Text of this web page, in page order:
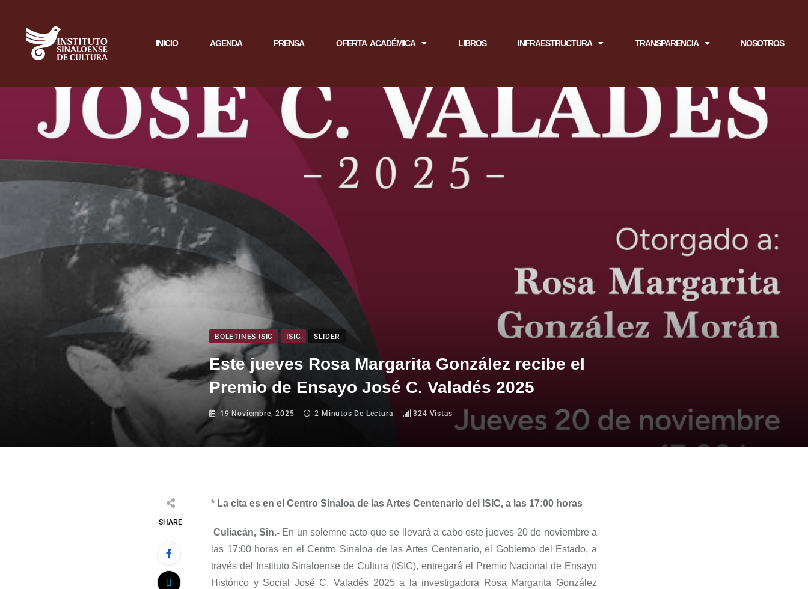
INICIO AGENDA PRENSA OFERTA ACADÉMICA LIBROS INFRAESTRUCTURA TRANSPARENCIA NOSOTROS
BOLETINES ISIC ISIC SLIDER
Este jueves Rosa Margarita González recibe el
Premio de Ensayo José C. Valadés 2025
19 Noviembre, 2025 2 Minutos De Lectura 324 Vistas
SHARE
* La cita es en el Centro Sinaloa de las Artes Centenario del ISIC, a las 17:00 horas
Culiacán, Sin.-En un solemne acto que se llevará a cabo este jueves 20 de noviembre a
las 17:00 horas en el Centro Sinaloa de las Artes Centenario, el Gobierno del Estado, a
través del Instituto Sinaloense de Cultura (ISIC), entregará el Premio Nacional de Ensayo
Histórico y Social José C. Valadés 2025 a la investigadora Rosa Margarita González